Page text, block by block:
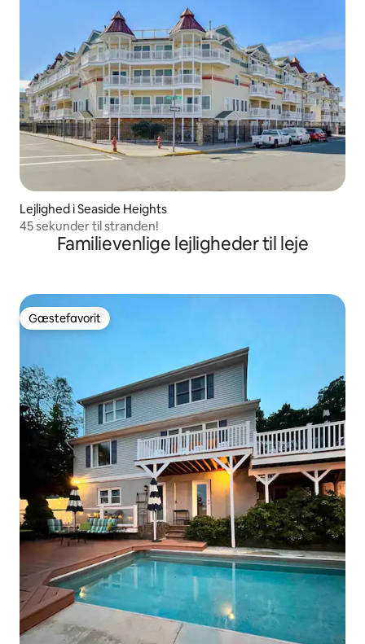
Lejlighed i Seaside Heights
45 sekunder til stranden!
Familievenlige lejligheder til leje
Gæstefavorit
Gæstefavorit